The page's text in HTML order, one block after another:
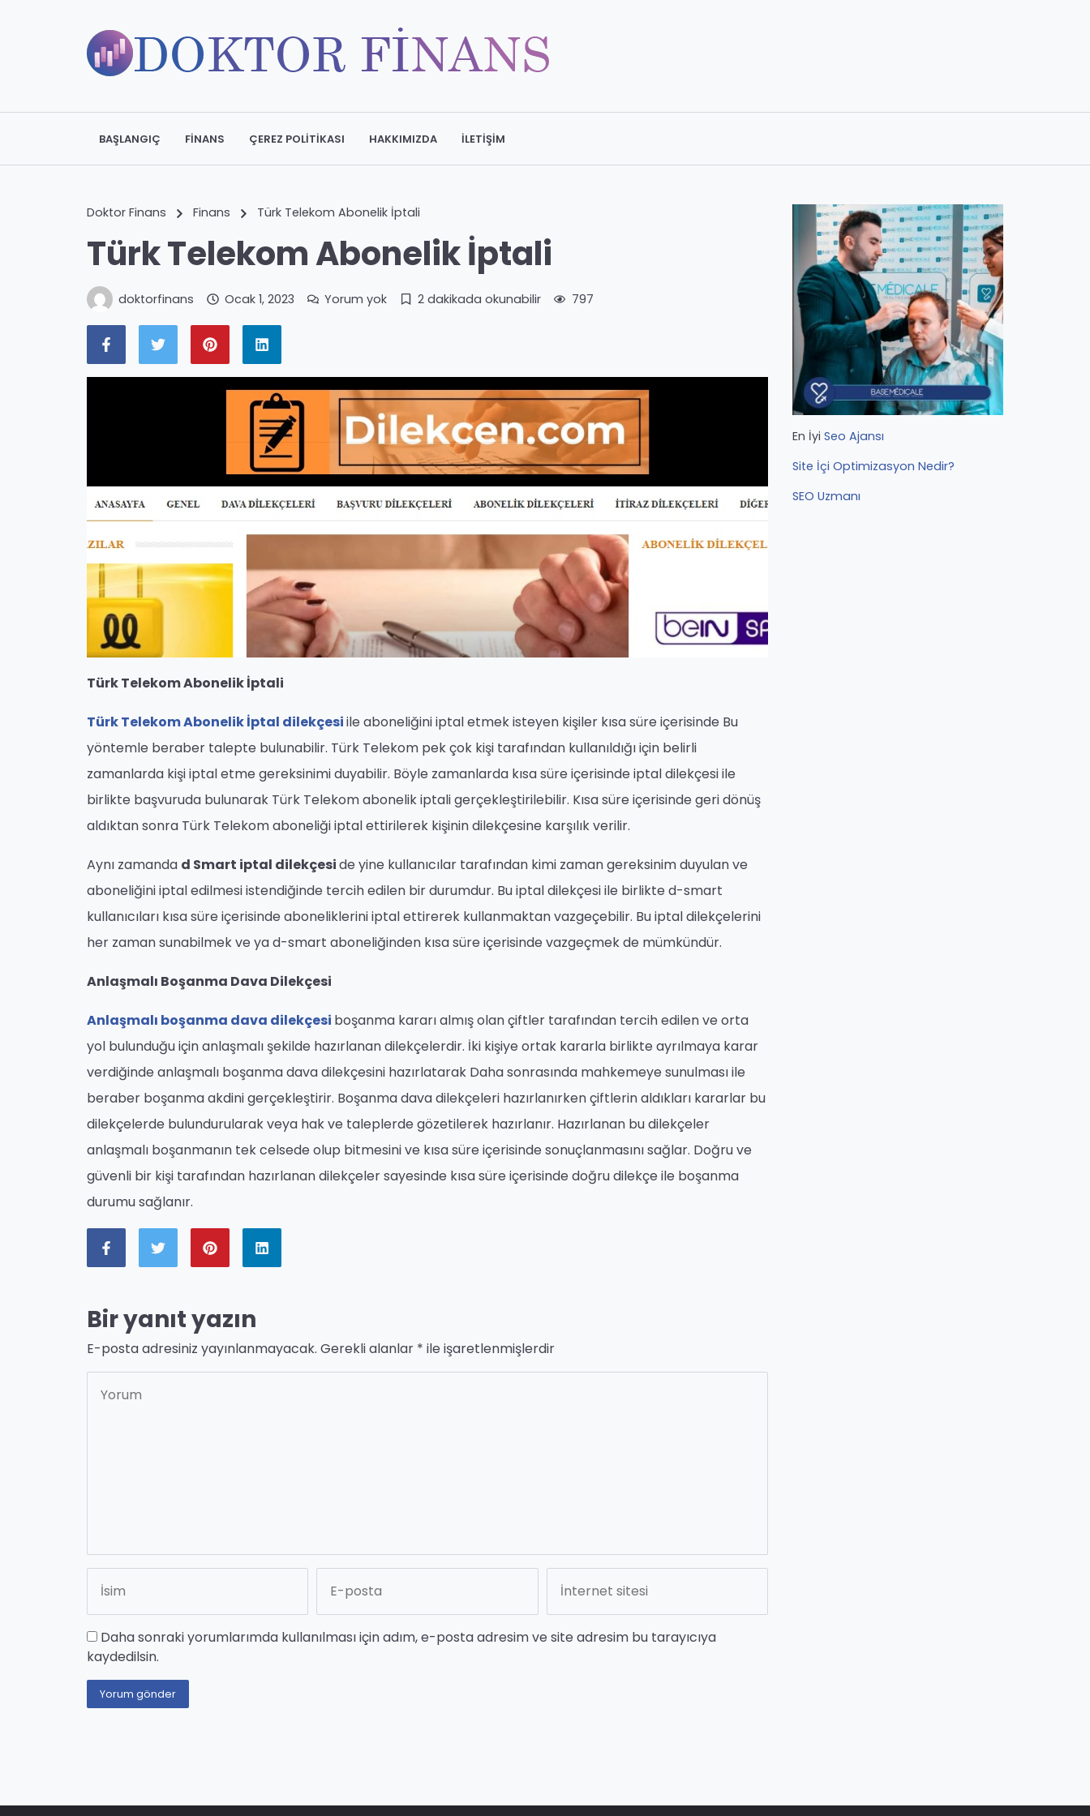
BAŞLANGIÇ FINANS ÇEREZ POLITIKASI HAKKIMIZDA İLETIŞIM
Doktor Finans Finans Türk Telekom Abonelik İptali
Türk Telekom Abonelik İptali
doktorfinans Ocak 1, 2023 Yorum yok 2 dakikada okunabilir 797
Türk Telekom Abonelik İptali
Türk Telekom Abonelik İptal dilekçesiile aboneliğini iptal etmek isteyen kişiler kısa süre içerisinde Bu
yöntemle beraber talepte bulunabilir. Türk Telekom pek çok kişi tarafından kullanıldığı için belirli
zamanlarda kişi iptal etme gereksinimi duyabilir. Böyle zamanlarda kısa süre içerisinde iptal dilekçesi ile
birlikte başvuruda bulunarak Türk Telekom abonelik iptali gerçekleştirilebilir. Kısa süre içerisinde geri dönüş
aldıktan sonra Türk Telekom aboneliği iptal ettirilerek kişinin dilekçesine karşılık verilir.
Aynı zamanda d Smart iptal dilekçeside yine kullanıcılar tarafından kimi zaman gereksinim duyulan ve
aboneliğini iptal edilmesi istendiğinde tercih edilen bir durumdur. Bu iptal dilekçesi ile birlikte d-smart
kullanıcıları kısa süre içerisinde aboneliklerini iptal ettirerek kullanmaktan vazgeçebilir. Bu iptal dilekçelerini
her zaman sunabilmek ve ya d-smart aboneliğinden kısa süre içerisinde vazgeçmek de mümkündür.
Anlaşmalı Boşanma Dava Dilekçesi
Anlaşmalı boşanma dava dilekçesi boşanma kararı almış olan çiftler tarafından tercih edilen ve orta
yol bulunduğu için anlaşmalı şekilde hazırlanan dilekçelerdir. İki kişiye ortak kararla birlikte ayrılmaya karar
verdiğinde anlaşmalı boşanma dava dilekçesini hazırlatarak Daha sonrasında mahkemeye sunulması ile
beraber boşanma akdini gerçekleştirir. Boşanma dava dilekçeleri hazırlanırken çiftlerin aldıkları kararlar bu
dilekçelerde bulundurularak veya hak ve taleplerde gözetilerek hazırlanır. Hazırlanan bu dilekçeler
anlaşmalı boşanmanın tek celsede olup bitmesini ve kısa süre içerisinde sonuçlanmasını sağlar. Doğru ve
güvenli bir kişi tarafından hazırlanan dilekçeler sayesinde kısa süre içerisinde doğru dilekçe ile boşanma
durumu sağlanır.
Bir yanıt yazın
E-posta adresiniz yayınlanmayacak. Gerekli alanlar * ile işaretlenmişlerdir
Daha sonraki yorumlarımda kullanılması için adım, e-posta adresim ve site adresim bu tarayıcıya
kaydedilsin.
En İyi Seo Ajansı
Site İçi Optimizasyon Nedir?
SEO Uzmanı